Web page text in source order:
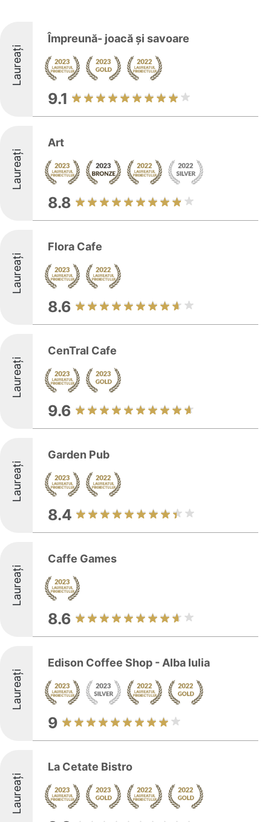
Laureați
Împreună- joacă și savoare
9.1
Laureați
Art
8.8
Laureați
Flora Cafe
8.6
Laureați
CenTral Cafe
9.6
Laureați
Garden Pub
8.4
Laureați
Caffe Games
8.6
Laureați
Edison Coffee Shop - Alba Iulia
9
Laureați
La Cetate Bistro